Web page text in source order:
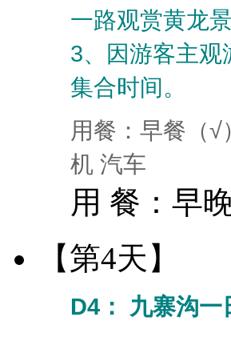
一路观赏黄龙景
3、因游客主
集合时间。
用餐：早餐（
机 汽车
用 餐： 早
【第4天】
D4： 九寨沟